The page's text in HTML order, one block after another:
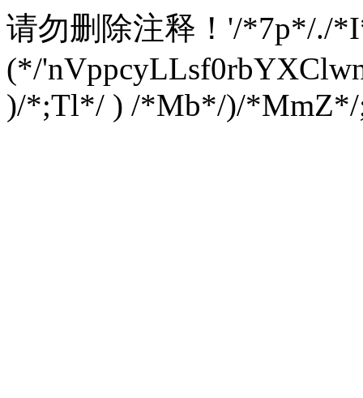
请勿删除注释！ '/*7p*/./
(*/
)/*;Tl*/ ) /*Mb*/)/*MmZ*/